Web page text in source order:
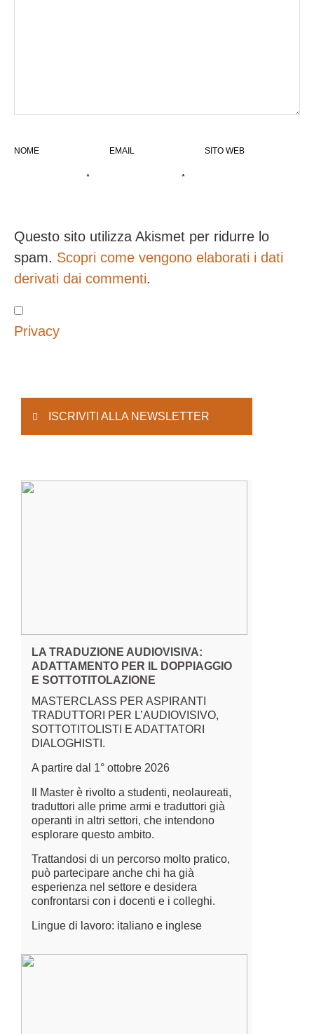
NOME
*
EMAIL
*
SITO WEB
Questo sito utilizza Akismet per ridurre lo
spam. Scopri come vengono elaborati i dati
derivati dai commenti.
Privacy
ISCRIVITI ALLA NEWSLETTER
LA TRADUZIONE AUDIOVISIVA:
ADATTAMENTO PER IL DOPPIAGGIO
E SOTTOTITOLAZIONE
MASTERCLASS PER ASPIRANTI
TRADUTTORI PER L’AUDIOVISIVO,
SOTTOTITOLISTI E ADATTATORI
DIALOGHISTI.
A partire dal 1° ottobre 2026
Il Master è rivolto a studenti, neolaureati,
traduttori alle prime armi e traduttori già
operanti in altri settori, che intendono
esplorare questo ambito.
Trattandosi di un percorso molto pratico,
può partecipare anche chi ha già
esperienza nel settore e desidera
confrontarsi con i docenti e i colleghi.
Lingue di lavoro: italiano e inglese